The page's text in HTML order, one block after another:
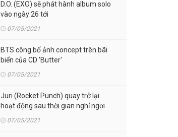
D.O. (EXO) sẽ phát hành album solo
vào ngày 26 tới
07/05/2021
BTS công bố ảnh concept trên bãi
biển của CD 'Butter'
07/05/2021
Juri (Rocket Punch) quay trở lại
hoạt động sau thời gian nghỉ ngơi
07/05/2021